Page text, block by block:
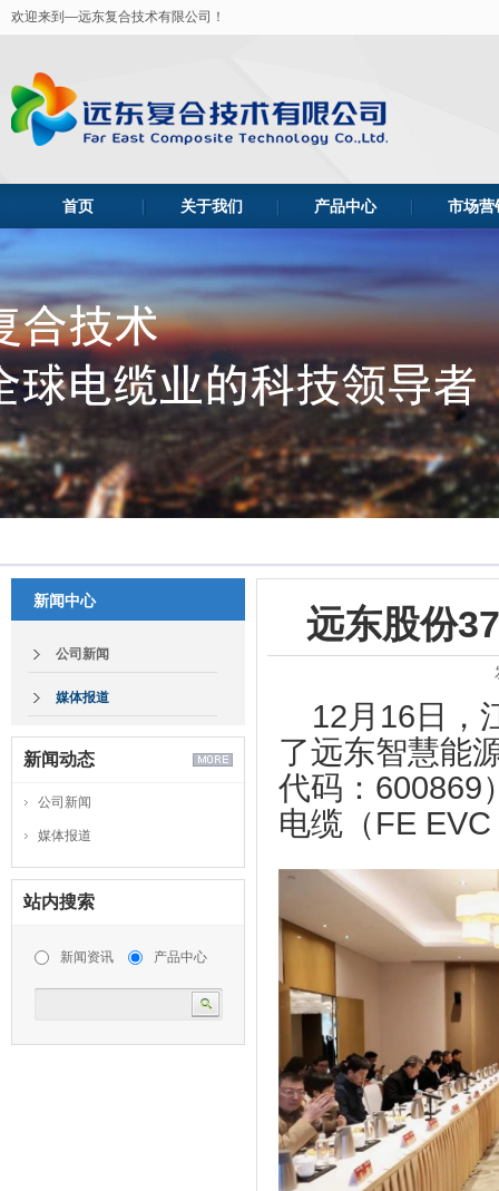
欢迎来到—远东复合技术有限公司！
首页 关于我们 产品中心 市场营
新闻中心
公司新闻
媒体报道
新闻动态
公司新闻
媒体报道
站内搜索
新闻资讯 产品中心
远东股份
12月16日，
了远东智慧能
代码：600869
电缆（FE